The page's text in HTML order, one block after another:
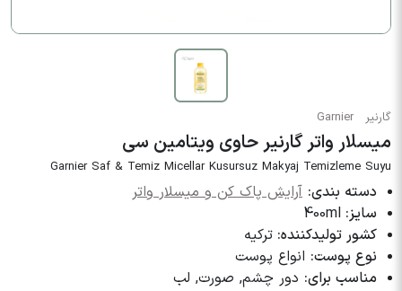
گارنیر Garnier
میسلار واتر گارنیر حاوی ویتامین سی
Garnier Saf & Temiz Micellar Kusursuz Makyaj Temizleme Suyu
دسته بندی: آرایش پاک کن و میسلار واتر
سایز: 400ml
کشور تولیدکننده: ترکیه
نوع پوست: انواع پوست
مناسب برای: دور چشم, صورت, لب